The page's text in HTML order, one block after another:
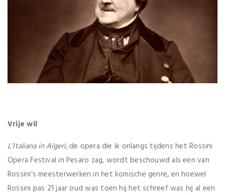
Vrije wil
L’Italiana in Algeri, de opera die ik onlangs tijdens het Rossini
Opera Festival in Pesaro zag, wordt beschouwd als een van
Rossini’s meesterwerken in het komische genre, en hoewel
Rossini pas 21 jaar oud was toen hij het schreef was hij al een